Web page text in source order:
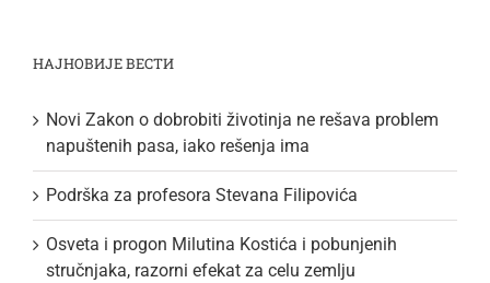
НАЈНОВИЈЕ ВЕСТИ
Novi Zakon o dobrobiti životinja ne rešava problem
napuštenih pasa, iako rešenja ima
Podrška za profesora Stevana Filipovića
Osveta i progon Milutina Kostića i pobunjenih
stručnjaka, razorni efekat za celu zemlju